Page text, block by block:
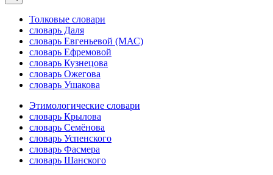
Толковые словари
словарь Даля
словарь Евгеньевой (МАС)
словарь Ефремовой
словарь Кузнецова
словарь Ожегова
словарь Ушакова
Этимологические словари
словарь Крылова
словарь Семёнова
словарь Успенского
словарь Фасмера
словарь Шанского